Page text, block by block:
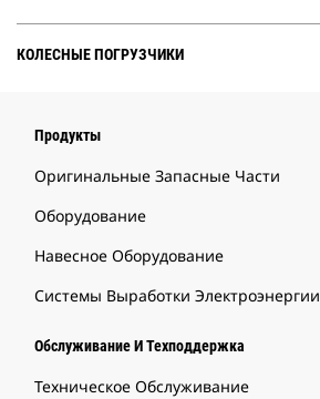
КОЛЕСНЫЕ ПОГРУЗЧИКИ
Продукты
Оригинальные Запасные Части
Оборудование
Навесное Оборудование
Системы Выработки Электроэнергии
Обслуживание И Техподдержка
Техническое Обслуживание